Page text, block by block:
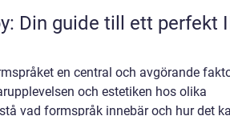
Din guide till ett perfekt
en central och avgörande
och estetiken hos olika
vad formspråk innebär och hur det